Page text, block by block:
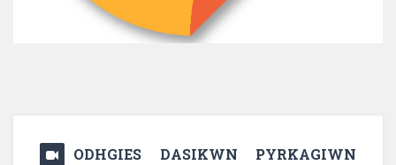
ODHGIES DASIKWN PYRKAGIWN